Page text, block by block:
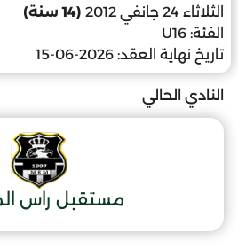
الثلاثاء 24 جانفي 2012
(14 سنة)
الفئة: U16
تاريخ نهاية العقد: 2026-06-15
النادي الحالي
مستقبل راس